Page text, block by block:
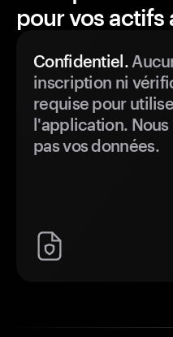
pour vos actifs
Confidentiel.
inscription ni
requise pour
l'application. Nous
pas vos données.